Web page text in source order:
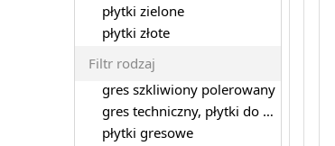
płytki zielone
płytki złote
Filtr rodzaj
gres szkliwiony polerowany
gres techniczny, płytki do garażu
płytki gresowe